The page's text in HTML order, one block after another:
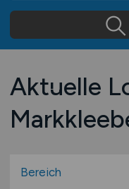
Aktuelle
Bereich